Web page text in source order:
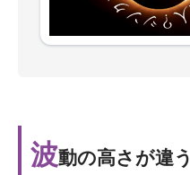
波動の高さが違う